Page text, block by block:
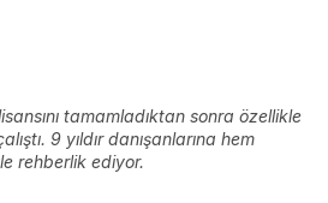
tamamladıktan sonra özellikle
9 yıldır danışanlarına hem
rehberlik ediyor.